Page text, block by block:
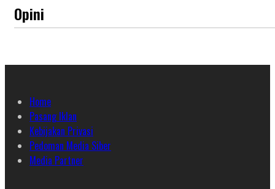
Opini
Home
Pasang Iklan
Kebijakan Privasi
Pedoman Media Siber
Media Partner